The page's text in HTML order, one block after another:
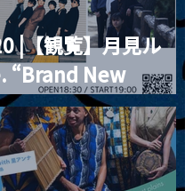
|【観覧】月見ル
“Brand New